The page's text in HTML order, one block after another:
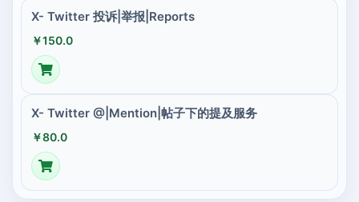
X- Twitter 投诉|举报|Reports
￥150.0
X- Twitter @|Mention|帖子下的提及服务
￥80.0